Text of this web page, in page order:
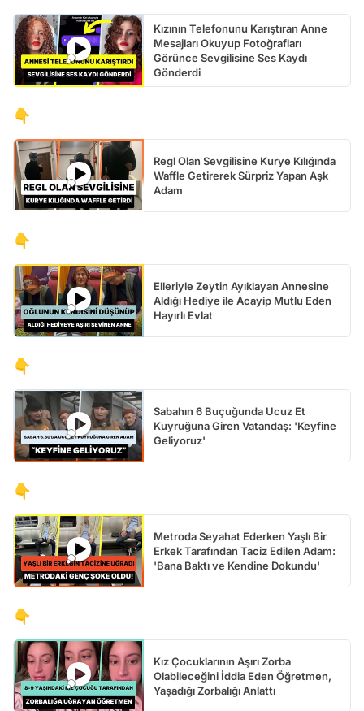
Kızının Telefonunu Karıştıran Anne
Mesajları Okuyup Fotoğrafları
Görünce Sevgilisine Ses Kaydı
Gönderdi
👇
Regl Olan Sevgilisine Kurye Kılığında
Waffle Getirerek Sürpriz Yapan Aşk
Adam
👇
Elleriyle Zeytin Ayıklayan Annesine
Aldığı Hediye ile Acayip Mutlu Eden
Hayırlı Evlat
👇
Sabahın 6 Buçuğunda Ucuz Et
Kuyruğuna Giren Vatandaş: 'Keyfine
Geliyoruz'
👇
Metroda Seyahat Ederken Yaşlı Bir
Erkek Tarafından Taciz Edilen Adam:
'Bana Baktı ve Kendine Dokundu'
👇
Kız Çocuklarının Aşırı Zorba
Olabileceğini İddia Eden Öğretmen,
Yaşadığı Zorbalığı Anlattı